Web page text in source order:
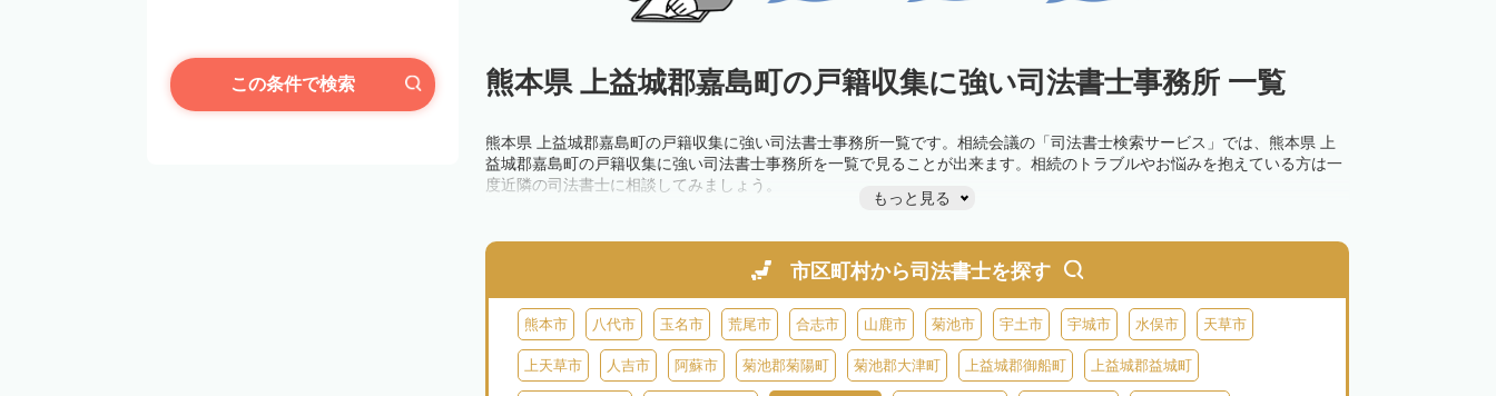
この条件で検索 熊本県 上益城郡嘉島町の戸籍収集に強い司法書士事務所 一覧
熊本県 上益城郡嘉島町の戸籍収集に強い司法書士事務所一覧です。相続会議の「司法書士検索サービス」では、熊本県 上
益城郡嘉島町の戸籍収集に強い司法書士事務所を一覧で見ることが出来ます。相続のトラブルやお悩みを抱えている方は一
度近隣の司法書士に相談してみましょう。
もっと見る
市区町村から司法書士を探す
熊本市 八代市 玉名市 荒尾市 合志市 山鹿市 菊池市 宇土市 宇城市 水俣市 天草市
上天草市 人吉市 阿蘇市 菊池郡菊陽町 菊池郡大津町 上益城郡御船町 上益城郡益城町